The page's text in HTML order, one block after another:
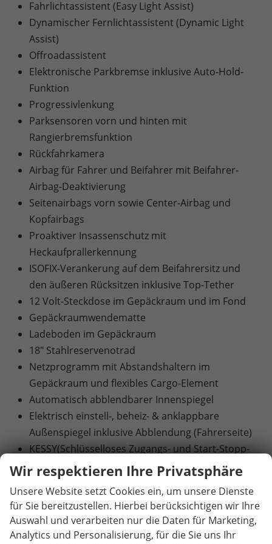
Fahrlichtassistent (Easy Light Assist)
Dynamischer Fernlichtassistent (Dynamic Light
Assist)
Offroadassistent
Elektronische Parkbremse inklusive Auto-Hold-
Funktion
Progressivlenkung
Parksensoren vorn und hinten mit
Rangierbremsfunktion
Rückfahrkamera
Airbag für Fahrer und Beifahrer mit Beifahrer-
Airbag-Deaktivierung
Seitenairbags vorn sowie Center-Airbag und
Kopfairbags
Proaktiver Insassenschutz mit
Heckaufprallerkennung
ISOFIX-Verankerung auf dem Beifahrersitz und
den äußeren Rücksitzen inklusive Top-Tether
12 Volt-Steckdose im Gepäckraum und im Fond
Gepäckraumwendematte
Ladeboden im Gepäckraum
18" Stahlreservenotrad
Netzprogramm mit Abstandshaltern im
Gepäckraum und flexibles Cargo-Element
Automatisch abblendbarer Innenspiegel
Elektrisch einstell-, beheiz- & anklappbare
Außenspiegel inklusive Abblendung (Fahrerseite)
KESSY(Schlüsselloses Zugangs- und Start-Stopp-
System) und SAFE-System
Diebstahlwarnanlage mit
Innenraumüberwachung
Akustikverglasung in den vorderen
Seitenscheiben und Sunset (Heck- und hintere
Wir respektieren Ihre Privatsphäre
Unsere Website setzt Cookies ein, um unsere Dienste
für Sie bereitzustellen. Hierbei berücksichtigen wir Ihre
Auswahl und verarbeiten nur die Daten für Marketing,
Analytics und Personalisierung, für die Sie uns Ihr